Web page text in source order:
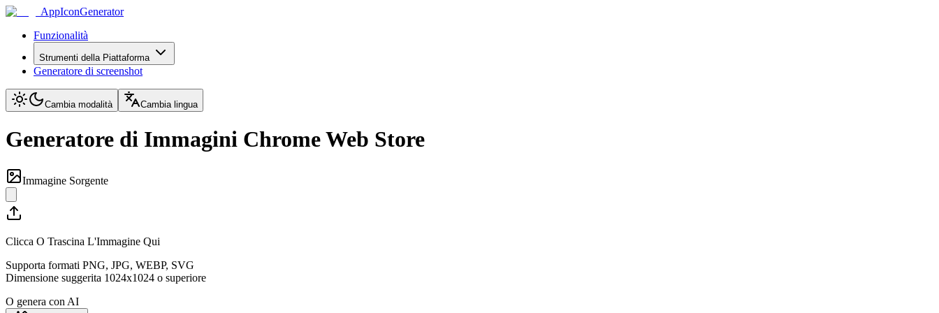
AppIconGenerator
Funzionalità
Strumenti della Piattaforma
Generatore di screenshot
Cambia modalità Cambia lingua
Generatore di Immagini Chrome Web Store
Immagine Sorgente
Clicca O Trascina L'Immagine Qui
Supporta formati PNG, JPG, WEBP, SVG
Dimensione suggerita 1024x1024 o superiore
O genera con AI